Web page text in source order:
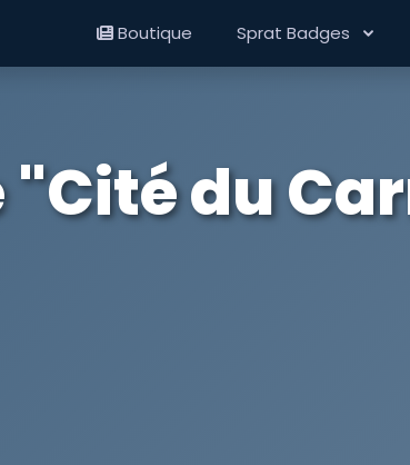
Boutique Sprat Badges
du